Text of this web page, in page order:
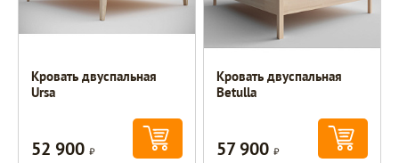
Кровать двуспальная
Ursa
52 900Р
Кровать двуспальная
Betulla
57 900Р